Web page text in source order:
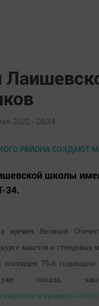
2020 - 08:34
школы
34.
времен Великой
макетов и стендовых
75-й
писала,
news/pomnim-i-